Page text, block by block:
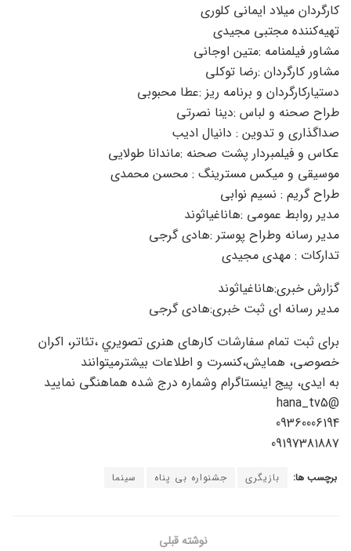
کارگردان میلاد ایمانی کلوری
تهیه‌کننده مجتبی مجیدی
مشاور فیلمنامه :متین اوجانی
مشاور کارگردان :رضا توکلی
دستیارکارگردان و برنامه ریز :عطا محبوبی
طراح صحنه و لباس :دینا نصرتی
صداگذاری و تدوین : دانیال ادیب
عکاس و فیلمبردار پشت صحنه :ماندانا طولایی
موسیقی و میکس مسترینگ : محسن محمدی
طراح گریم : نسیم نوابی
مدیر روابط عمومی :هاناغیاثوند
مدیر رسانه وطراح پوستر :هادی گرجی
تدارکات : مهدی مجیدی
گزارش خبری:هاناغیاثوند
مدیر رسانه ای ثبت خبری:هادی گرجی
برای ثبت تمام سفارشات کارهای هنری تصويري ،تئاتر، اکران
خصوصی، همایش،کنسرت و اطلاعات بیشترمیتوانند
به ایدی، پیج اینستاگرام وشماره درج شده هماهنگی نمایید
@hana_tv5
09360006194
09197381887
برچسب ها: بازیگری جشنواره بی پناه سینما
نوشته قبلی